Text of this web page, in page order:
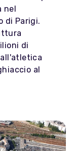
nel
di Parigi.
di
al